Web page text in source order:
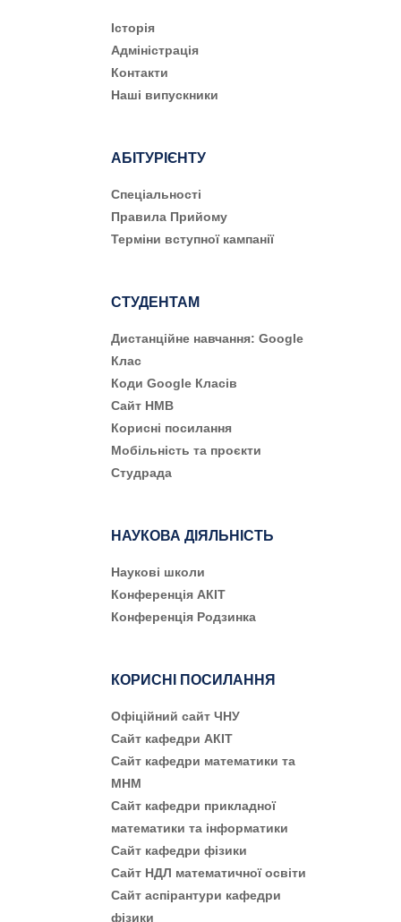
Історія
Адміністрація
Контакти
Наші випускники
АБІТУРІЄНТУ
Cпеціальності
Правила Прийому
Терміни вступної кампанії
СТУДЕНТАМ
Дистанційне навчання: Google
Клас
Коди Google Класів
Сайт НМВ
Корисні посилання
Мобільність та проєкти
Студрада
НАУКОВА ДІЯЛЬНІСТЬ
Наукові школи
Конференція АКІТ
Конференція Родзинка
КОРИСНІ ПОСИЛАННЯ
Офіційний сайт ЧНУ
Сайт кафедри АКІТ
Сайт кафедри математики та
МНМ
Сайт кафедри прикладної
математики та інформатики
Сайт кафедри фізики
Сайт НДЛ математичної освіти
Сайт аспірантури кафедри
фізики